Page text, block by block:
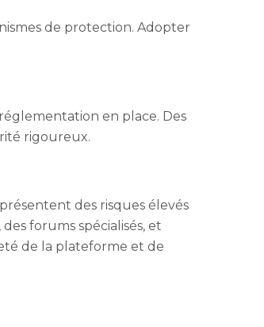
de protection. Adopter
en place. Des
rigoureux.
des risques élevés
forums spécialisés, et
de la plateforme et de